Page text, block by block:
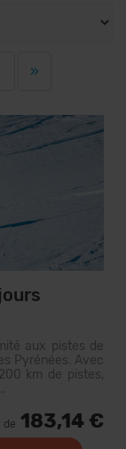
»
aux pistes de
Pyrénées. Avec
km de pistes,
de 183,14 €